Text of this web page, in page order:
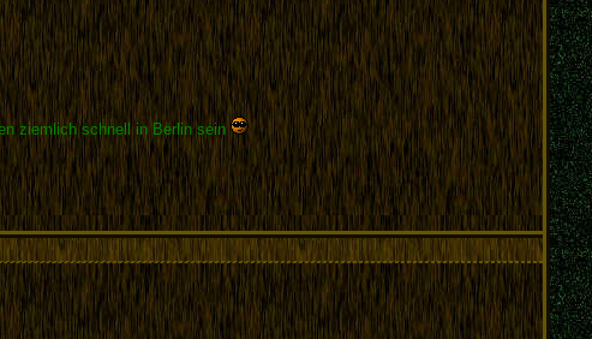
ziemlich schnell in Berlin sein